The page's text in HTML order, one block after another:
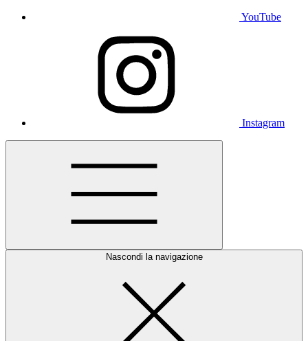
YouTube
Instagram
Nascondi la navigazione